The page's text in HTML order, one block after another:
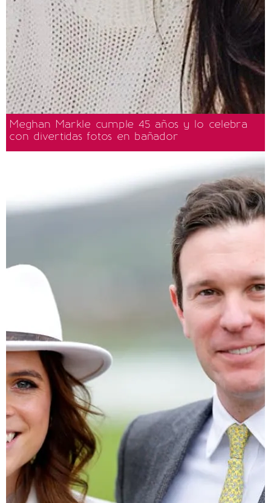
Meghan Markle cumple 45 años y lo celebra
con divertidas fotos en bañador